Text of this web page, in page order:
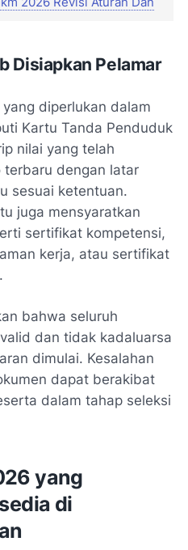
Disiapkan Pelamar
diperlukan dalam
Kartu Tanda Penduduk
nilai yang telah
dengan latar
sesuai ketentuan.
juga mensyaratkan
sertifikat kompetensi,
kerja, atau sertifikat
bahwa seluruh
dan tidak kadaluarsa
dimulai. Kesalahan
dapat berakibat
dalam tahap seleksi
yang
di